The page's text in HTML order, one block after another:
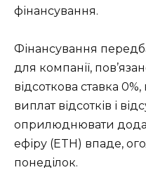
фінансування.
Фінансування
для компанії,
відсоткова ставка
виплат відсотків і
оприлюднювати
ефіру (ETH) впаде,
понеділок.